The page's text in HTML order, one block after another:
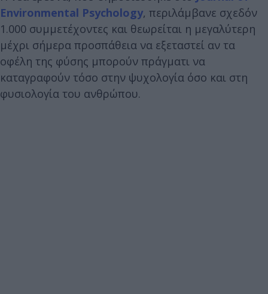
Environmental Psychology, περιλάμβανε σχεδόν
1.000 συμμετέχοντες και θεωρείται η μεγαλύτερη
μέχρι σήμερα προσπάθεια να εξεταστεί αν τα
οφέλη της φύσης μπορούν πράγματι να
καταγραφούν τόσο στην ψυχολογία όσο και στη
φυσιολογία του ανθρώπου.